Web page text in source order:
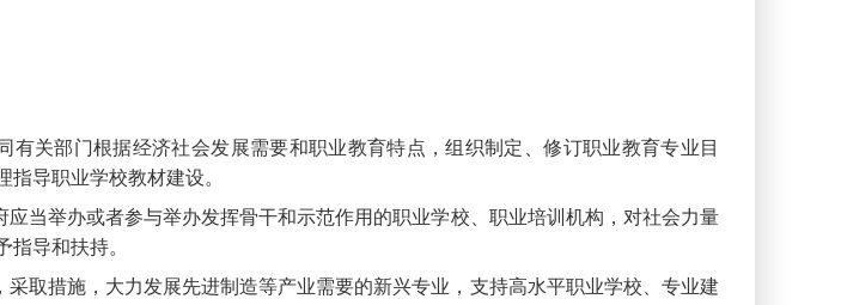
关部门根据经济社会发展需要和职业教育特点，组织制定、修订职业教育专业目
导职业学校教材建设。
当举办或者参与举办发挥骨干和示范作用的职业学校、职业培训机构，对社会力量
导和扶持。
取措施，大力发展先进制造等产业需要的新兴专业，支持高水平职业学校、专业建